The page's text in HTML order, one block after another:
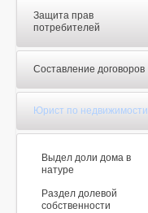
Защита прав
потребителей
Составление договоров
Юрист по недвижимости
Выдел доли дома в
натуре
Раздел долевой
собственности